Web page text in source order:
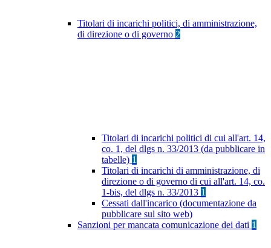
Titolari di incarichi politici, di amministrazione,
di direzione o di governo 2
Titolari di incarichi politici di cui all'art. 14,
co. 1, del dlgs n. 33/2013 (da pubblicare in
tabelle) 1
Titolari di incarichi di amministrazione, di
direzione o di governo di cui all'art. 14, co.
1-bis, del dlgs n. 33/2013 1
Cessati dall'incarico (documentazione da
pubblicare sul sito web)
Sanzioni per mancata comunicazione dei dati 1